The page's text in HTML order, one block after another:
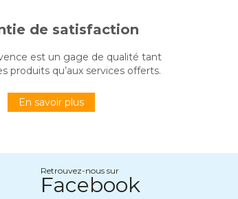
de satisfaction
est un gage de qualité tant
produits qu’aux services offerts.
En savoir plus
Retrouvez-nous sur
Facebook